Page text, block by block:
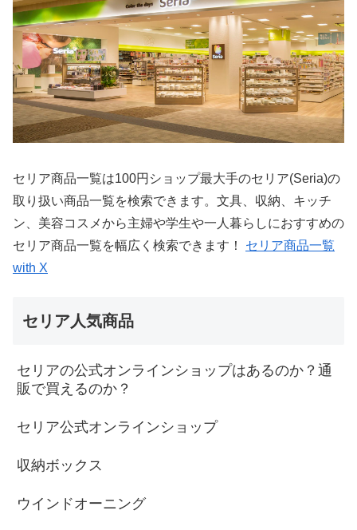
セリア商品一覧は100円ショップ最大手のセリア(Seria)の
取り扱い商品一覧を検索できます。文具、収納、キッチ
ン、美容コスメから主婦や学生や一人暮らしにおすすめの
セリア商品一覧を幅広く検索できます！ セリア商品一覧
with X
セリア人気商品
セリアの公式オンラインショップはあるのか？通
販で買えるのか？
セリア公式オンラインショップ
収納ボックス
ウインドオーニング